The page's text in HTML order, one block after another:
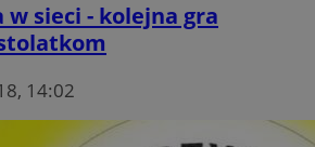
sieci - kolejna gra
14:02